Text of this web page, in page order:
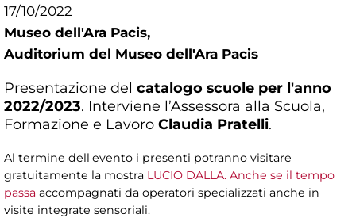
17/10/2022
Museo dell'Ara Pacis,
Auditorium del Museo dell'Ara Pacis
Presentazione del catalogo scuole per l'anno
2022/2023. Interviene l’Assessora alla Scuola,
Formazione e Lavoro Claudia Pratelli.
Al termine dell'evento i presenti potranno visitare
gratuitamente la mostra LUCIO DALLA. Anche se il tempo
passa accompagnati da operatori specializzati anche in
visite integrate sensoriali.